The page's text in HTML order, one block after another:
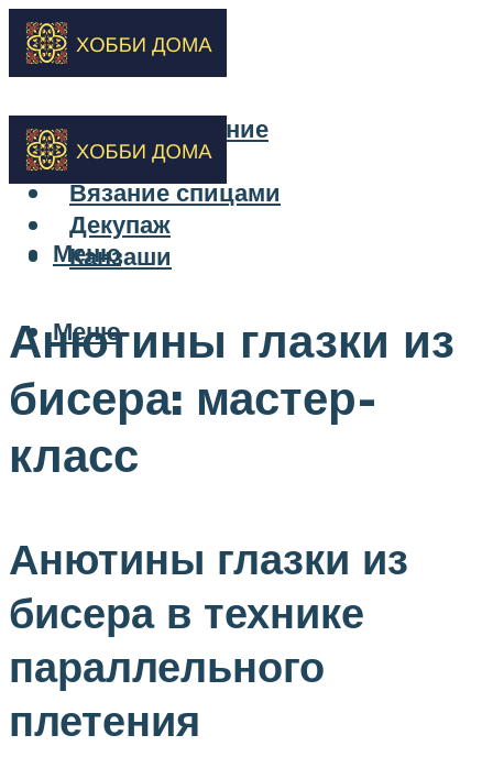
Бисероплетение
Вышивка
Вязание спицами
Декупаж
Канзаши
Меню
Меню
Анютины глазки из
бисера: мастер-
класс
Анютины глазки из
бисера в технике
параллельного
плетения